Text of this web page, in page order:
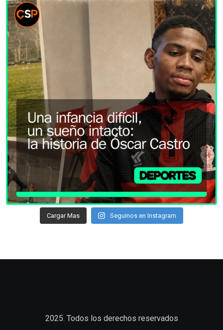
Cargar Mas Seguinos en Instagram
2025. Todos los derechos reservados